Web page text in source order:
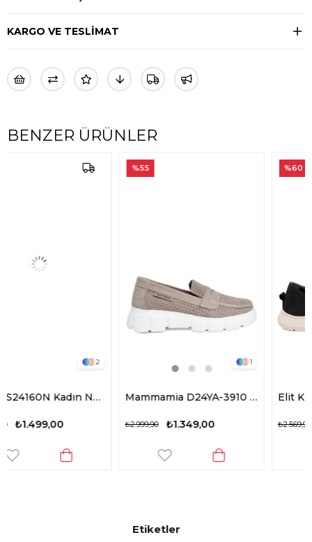
KARGO VE TESLİMAT
BENZER ÜRÜNLER
Mammamia D24YA-3910 Kadın Deri Casual Ayakkabı Gri
₺2.999,90
Elit KN035 Z8451 Kadın Hakiki Deri Casual Ayakkabı Siyah
₺2.569,90
Etiketler